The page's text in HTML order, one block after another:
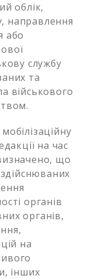
облік,
направлення
або
службу
та
військового
на час
що
органів
органів,
на
інших